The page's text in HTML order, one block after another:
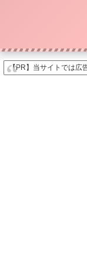
【PR】当サイトでは広